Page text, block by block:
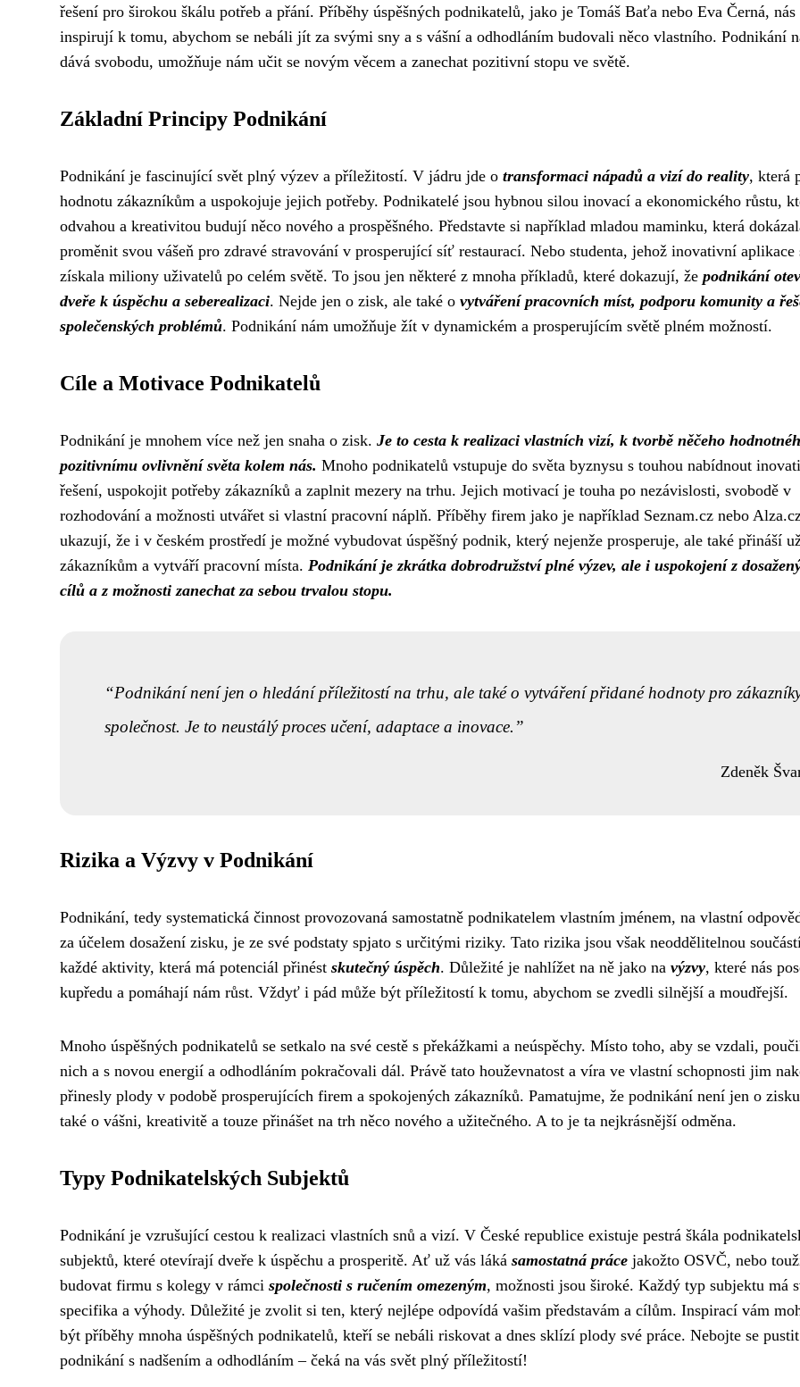
řešení pro širokou škálu potřeb a přání. Příběhy úspěšných podnikatelů, jako je Tomáš Baťa nebo Eva Černá, nás
inspirují k tomu, abychom se nebáli jít za svými sny a s vášní a odhodláním budovali něco vlastního. Podnikání
dává svobodu, umožňuje nám učit se novým věcem a zanechat pozitivní stopu ve světě.
Základní Principy Podnikání
Podnikání je fascinující svět plný výzev a příležitostí. V jádru jde o transformaci nápadů a vizí do reality, která
hodnotu zákazníkům a uspokojuje jejich potřeby. Podnikatelé jsou hybnou silou inovací a ekonomického růstu,
odvahou a kreativitou budují něco nového a prospěšného. Představte si například mladou maminku, která
proměnit svou vášeň pro zdravé stravování v prosperující síť restaurací. Nebo studenta, jehož inovativní aplikace
získala miliony uživatelů po celém světě. To jsou jen některé z mnoha příkladů, které dokazují, že podnikání
dveře k úspěchu a seberealizaci. Nejde jen o zisk, ale také o vytváření pracovních míst, podporu komunity a
společenských problémů. Podnikání nám umožňuje žít v dynamickém a prosperujícím světě plném možností.
Cíle a Motivace Podnikatelů
Podnikání je mnohem více než jen snaha o zisk. Je to cesta k realizaci vlastních vizí, k tvorbě něčeho
pozitivnímu ovlivnění světa kolem nás. Mnoho podnikatelů vstupuje do světa byznysu s touhou nabídnout
řešení, uspokojit potřeby zákazníků a zaplnit mezery na trhu. Jejich motivací je touha po nezávislosti, svobodě v
rozhodování a možnosti utvářet si vlastní pracovní náplň. Příběhy firem jako je například Seznam.cz nebo
ukazují, že i v českém prostředí je možné vybudovat úspěšný podnik, který nejenže prosperuje, ale také přináší
zákazníkům a vytváří pracovní místa. Podnikání je zkrátka dobrodružství plné výzev, ale i uspokojení z
cílů a z možnosti zanechat za sebou trvalou stopu.
Podnikání není jen o hledání příležitostí na trhu, ale také o vytváření přidané hodnoty pro
společnost. Je to neustálý proces učení, adaptace a inovace.
Zdeněk
Rizika a Výzvy v Podnikání
Podnikání, tedy systematická činnost provozovaná samostatně podnikatelem vlastním jménem, na vlastní
za účelem dosažení zisku, je ze své podstaty spjato s určitými riziky. Tato rizika jsou však neoddělitelnou
každé aktivity, která má potenciál přinést skutečný úspěch. Důležité je nahlížet na ně jako na výzvy, které nás
kupředu a pomáhají nám růst. Vždyť i pád může být příležitostí k tomu, abychom se zvedli silnější a moudřejší.
Mnoho úspěšných podnikatelů se setkalo na své cestě s překážkami a neúspěchy. Místo toho, aby se vzdali,
nich a s novou energií a odhodláním pokračovali dál. Právě tato houževnatost a víra ve vlastní schopnosti jim
přinesly plody v podobě prosperujících firem a spokojených zákazníků. Pamatujme, že podnikání není jen o
také o vášni, kreativitě a touze přinášet na trh něco nového a užitečného. A to je ta nejkrásnější odměna.
Typy Podnikatelských Subjektů
Podnikání je vzrušující cestou k realizaci vlastních snů a vizí. V České republice existuje pestrá škála
subjektů, které otevírají dveře k úspěchu a prosperitě. Ať už vás láká samostatná práce jakožto OSVČ, nebo
budovat firmu s kolegy v rámci společnosti s ručením omezeným, možnosti jsou široké. Každý typ subjektu má
specifika a výhody. Důležité je zvolit si ten, který nejlépe odpovídá vašim představám a cílům. Inspirací vám
být příběhy mnoha úspěšných podnikatelů, kteří se nebáli riskovat a dnes sklízí plody své práce. Nebojte se
podnikání s nadšením a odhodláním – čeká na vás svět plný příležitostí!